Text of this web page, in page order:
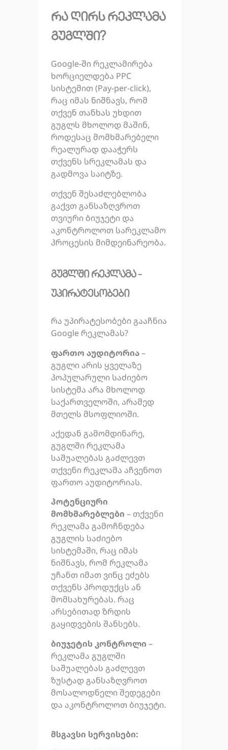
რა ღირს რეკლამა
გუგლში?
Google-ში რეკლამირება
ხორციელდება PPC
სისტემით (Pay-per-click),
რაც იმას ნიშნავს, რომ
თქვენ თანხას უხდით
გუგლს მხოლოდ მაშინ,
როდესაც მომხმარებელი
რეალურად დააჭერს
თქვენს სრეკლამას და
გადმოვა საიტზე.
თქვენ შესაძლებლობა
გაქვთ განსაზღვროთ
თვიური ბიუჯეტი და
აკონტროლოთ სარეკლამო
პროცესის მიმდეინარეობა.
გუგლში რეკლამა -
უპირატესობები
რა უპირატესობები გააჩნია
Google რეკლამას?
ფართო აუდიტორია–
გუგლი არის ყველაზე
პოპულარული საძიებო
სისტემა არა მხოლოდ
საქართველოში, არამედ
მთელს მსოფლიოში.
აქედან გამომდინარე,
გუგლში რეკლამა
საშუალებას გაძლევთ
თქვენი რეკლამა აჩვენოთ
ფართო აუდიტორიას.
პოტენციური
მომხმარებლები – თქვენი
რეკლამა გამოჩნდება
გუგლის საძიებო
სისტემაში, რაც იმას
ნიშნავს, რომ რეკლამა
უჩანთ იმათ ვინც ეძებს
თქვენს პროდუქცს ან
მომსახურებას. რაც
არსებითად ზრდის
გაყიდვების შანსებს.
ბიუჯეტის კონტროლი –
რეკლამა გუგლში
საშუალებას გაძლევთ
ზუსტად განსაზღვროთ
მოსალოდნელი შედეგები
და აკონტროლოთ ბიუჯეტი.
მსგავსი სერვისები: